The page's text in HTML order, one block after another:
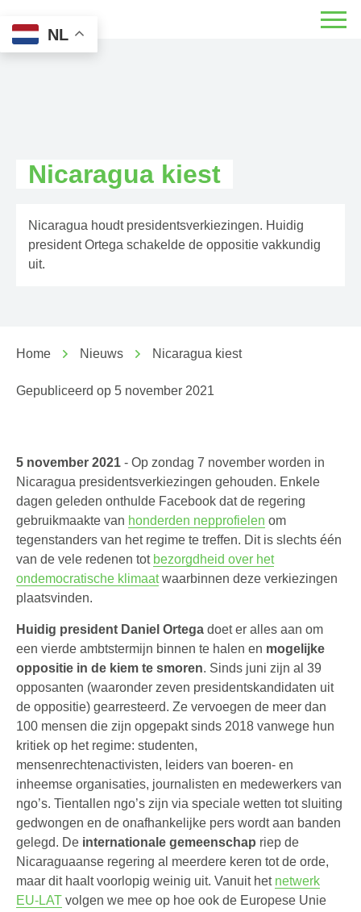
Nicaragua kiest
Nicaragua houdt presidentsverkiezingen. Huidig
president Ortega schakelde de oppositie vakkundig
uit.
Home Nieuws Nicaragua kiest
Gepubliceerd op 5 november 2021
5 november 2021 - Op zondag 7 november worden in
Nicaragua presidentsverkiezingen gehouden. Enkele
dagen geleden onthulde Facebook dat de regering
gebruikmaakte van honderden nepprofielen om
tegenstanders van het regime te treffen. Dit is slechts één
van de vele redenen tot bezorgdheid over het
ondemocratische klimaatwaarbinnen deze verkiezingen
plaatsvinden.
Huidig president Daniel Ortega doet er alles aan om
een vierde ambtstermijn binnen te halen en mogelijke
oppositie in de kiem te smoren. Sinds juni zijn al 39
opposanten (waaronder zeven presidentskandidaten uit
de oppositie) gearresteerd. Ze vervoegen de meer dan
100 mensen die zijn opgepakt sinds 2018 vanwege hun
kritiek op het regime: studenten,
mensenrechtenactivisten, leiders van boeren- en
inheemse organisaties, journalisten en medewerkers van
ngo’s. Tientallen ngo’s zijn via speciale wetten tot sluiting
gedwongen en de onafhankelijke pers wordt aan banden
gelegd. De internationale gemeenschap riep de
Nicaraguaanse regering al meerdere keren tot de orde,
maar dit haalt voorlopig weinig uit. Vanuit het netwerk
EU-LAT volgen we mee op hoe ook de Europese Unie
NL